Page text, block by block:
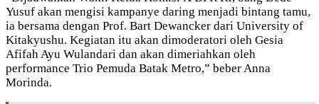
Yusuf akan mengisi kampanye daring menjadi bintang tamu,
ia bersama dengan Prof. Bart Dewancker dari University of
Kitakyushu. Kegiatan itu akan dimoderatori oleh Gesia
Afifah Ayu Wulandari dan akan dimeriahkan oleh
performance Trio Pemuda Batak Metro,” beber Anna
Morinda.